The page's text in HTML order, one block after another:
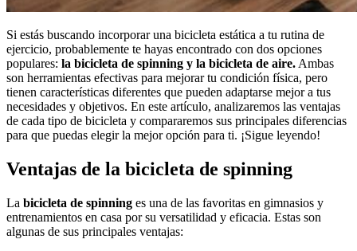
Si estás buscando incorporar una bicicleta estática a tu rutina de
ejercicio, probablemente te hayas encontrado con dos opciones
populares: la bicicleta de spinning y la bicicleta de aire.Ambas
son herramientas efectivas para mejorar tu condición física, pero
tienen características diferentes que pueden adaptarse mejor a tus
necesidades y objetivos. En este artículo, analizaremos las ventajas
de cada tipo de bicicleta y compararemos sus principales diferencias
para que puedas elegir la mejor opción para ti. ¡Sigue leyendo!
Ventajas de la bicicleta de spinning
La bicicleta de spinning es una de las favoritas en gimnasios y
entrenamientos en casa por su versatilidad y eficacia. Estas son
algunas de sus principales ventajas: